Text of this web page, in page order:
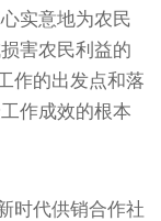
实意地为农民
害农民利益的
作的出发点和落
作成效的根本
时代供销合作社